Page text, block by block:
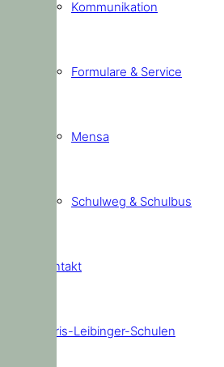
Kommunikation
Formulare & Service
Mensa
Schulweg & Schulbus
Kontakt
Doris-Leibinger-Schulen